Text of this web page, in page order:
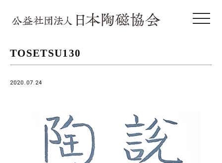
toggle
TOSETSU130
2020.07.24